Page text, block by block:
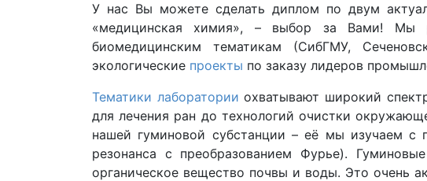
У нас Вы можете сделать диплом по двум
«медицинская химия», – выбор за Вами! Мы
биомедицинским тематикам (СибГМУ,
экологические проекты по заказу лидеров
Тематики лаборатории охватывают широкий
для лечения ран до технологий очистки
нашей гуминовой субстанции – её мы изучаем с
резонанса с преобразованием Фурье).
органическое вещество почвы и воды. Это очень